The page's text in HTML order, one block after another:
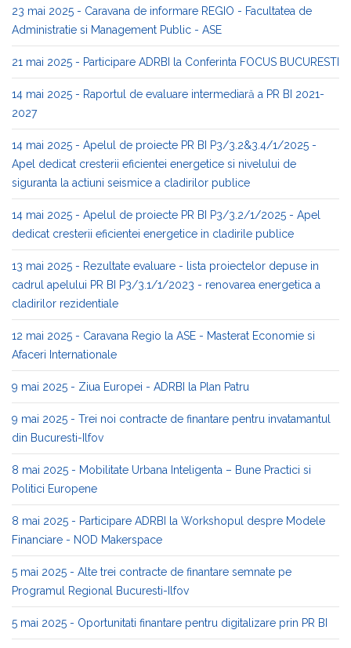
23 mai 2025 - Caravana de informare REGIO - Facultatea de
Administratie si Management Public - ASE
21 mai 2025 - Participare ADRBI la Conferinta FOCUS BUCURESTI
14 mai 2025 - Raportul de evaluare intermediară a PR BI 2021-
2027
14 mai 2025 - Apelul de proiecte PR BI P3/3.2&3.4/1/2025 -
Apel dedicat cresterii eficientei energetice si nivelului de
siguranta la actiuni seismice a cladirilor publice
14 mai 2025 - Apelul de proiecte PR BI P3/3.2/1/2025 - Apel
dedicat cresterii eficientei energetice in cladirile publice
13 mai 2025 - Rezultate evaluare - lista proiectelor depuse in
cadrul apelului PR BI P3/3.1/1/2023 - renovarea energetica a
cladirilor rezidentiale
12 mai 2025 - Caravana Regio la ASE - Masterat Economie si
Afaceri Internationale
9 mai 2025 - Ziua Europei - ADRBI la Plan Patru
9 mai 2025 - Trei noi contracte de finantare pentru invatamantul
din Bucuresti-Ilfov
8 mai 2025 - Mobilitate Urbana Inteligenta – Bune Practici si
Politici Europene
8 mai 2025 - Participare ADRBI la Workshopul despre Modele
Financiare - NOD Makerspace
5 mai 2025 - Alte trei contracte de finantare semnate pe
Programul Regional Bucuresti-Ilfov
5 mai 2025 - Oportunitati finantare pentru digitalizare prin PR BI